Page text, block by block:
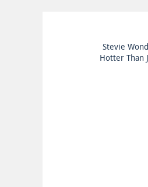
F.R. David
Words